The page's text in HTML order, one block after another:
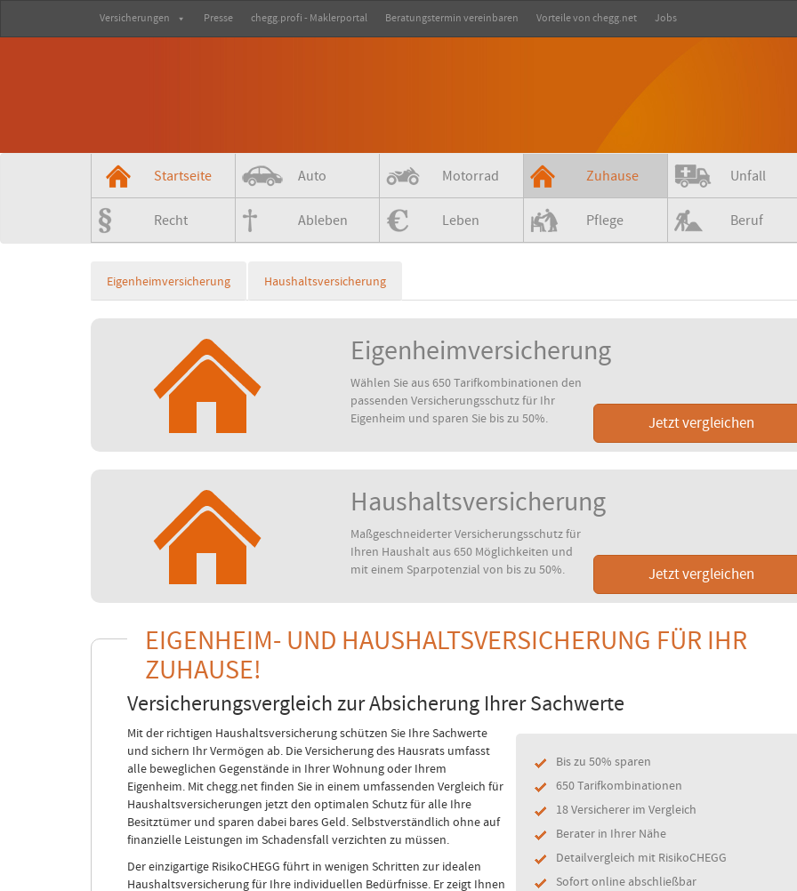
Versicherungen Presse chegg.profi - Maklerportal Beratungstermin vereinbaren Vorteile von chegg.net Jobs
Startseite Auto Motorrad Zuhause Unfall
Recht Ableben Leben Pflege Beruf
Eigenheimversicherung Haushaltsversicherung
Eigenheimversicherung
Wählen Sie aus 650 Tarifkombinationen den
passenden Versicherungsschutz für Ihr
Eigenheim und sparen Sie bis zu 50%.
Jetzt vergleichen
Haushaltsversicherung
Maßgeschneiderter Versicherungsschutz für
Ihren Haushalt aus 650 Möglichkeiten und
mit einem Sparpotenzial von bis zu 50%.
Jetzt vergleichen
EIGENHEIM- UND HAUSHALTSVERSICHERUNG FÜR IHR
ZUHAUSE!
Versicherungsvergleich zur Absicherung Ihrer Sachwerte
Bis zu 50% sparen
650 Tarifkombinationen
18 Versicherer im Vergleich
Berater in Ihrer Nähe
Detailvergleich mit RisikoCHEGG
Sofort online abschließbar
Mit der richtigen Haushaltsversicherung schützen Sie Ihre Sachwerte
und sichern Ihr Vermögen ab. Die Versicherung des Hausrats umfasst
alle beweglichen Gegenstände in Ihrer Wohnung oder Ihrem
Eigenheim. Mit chegg.net finden Sie in einem umfassenden Vergleich für
Haushaltsversicherungen jetzt den optimalen Schutz für alle Ihre
Besitztümer und sparen dabei bares Geld. Selbstverständlich ohne auf
finanzielle Leistungen im Schadensfall verzichten zu müssen.
Der einzigartige RisikoCHEGG führt in wenigen Schritten zur idealen
Haushaltsversicherung für Ihre individuellen Bedürfnisse. Er zeigt Ihnen